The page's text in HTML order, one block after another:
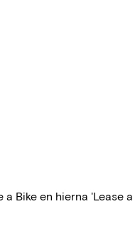
Bike en hierna 'Lease a